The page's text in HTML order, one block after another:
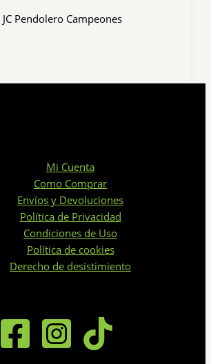
Pendolero Campeones
Mi Cuenta
Como Comprar
Envíos y Devoluciones
Política de Privacidad
Condiciones de Uso
Política de cookies
Derecho de desistimiento